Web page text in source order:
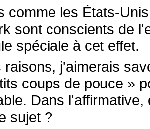
comme les États-
sont conscients de
spéciale à cet effet.
raisons, j'aimerais
coups de pouce »
Dans
sujet ?